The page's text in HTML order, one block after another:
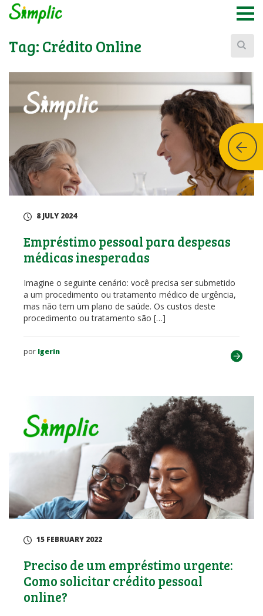
Tag: Crédito Online
8 JULY 2024
Empréstimo pessoal para despesas
médicas inesperadas
Imagine o seguinte cenário: você precisa ser submetido
a um procedimento ou tratamento médico de urgência,
mas não tem um plano de saúde. Os custos deste
procedimento ou tratamento são […]
por lgerin
15 FEBRUARY 2022
Preciso de um empréstimo urgente:
Como solicitar crédito pessoal
online?
Buscar: